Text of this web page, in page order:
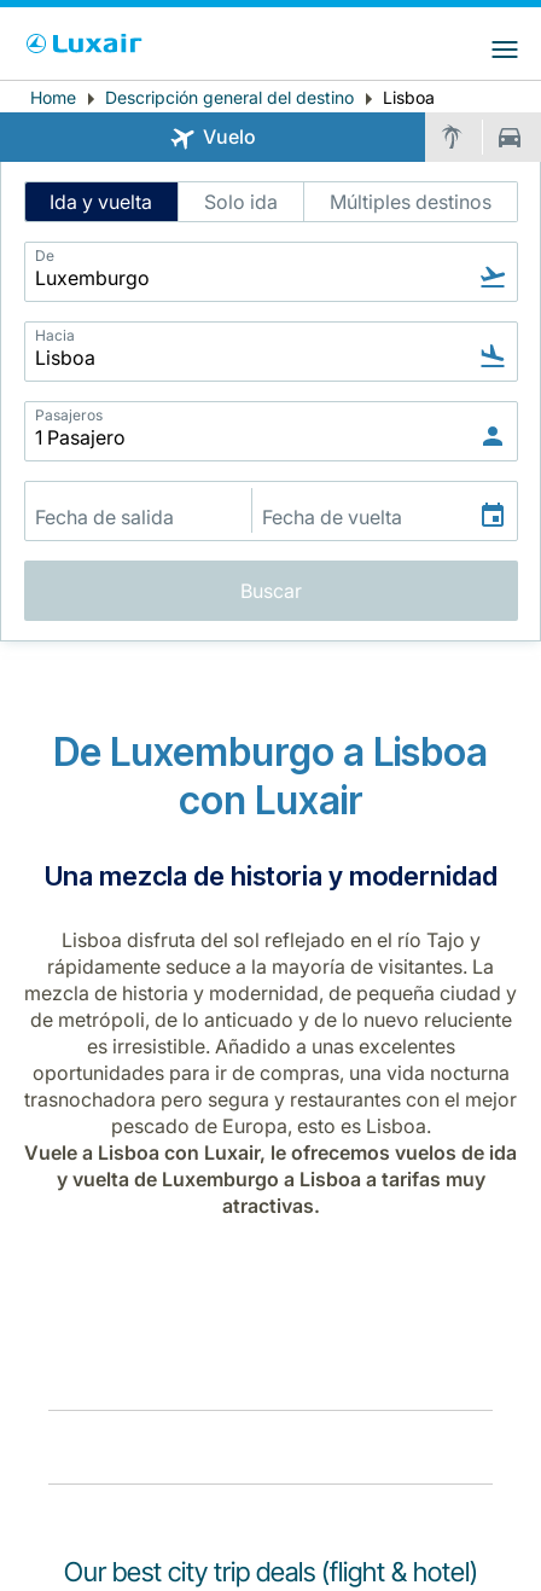
LuxairTours
Grupo Luxair
Carrera en Luxair
País de residencia Preferred language
Español
Breadcrumb
Home Descripción general del destino Lisboa
Vuelo
Intelligent
Flight
Search
Ida y vuelta Solo ida Múltiples destinos
De
Hacia
Pasajeros
Buscar
De Luxemburgo a Lisboa
con Luxair
Una mezcla de historia y modernidad
Lisboa disfruta del sol reflejado en el río Tajo y
rápidamente seduce a la mayoría de visitantes. La
mezcla de historia y modernidad, de pequeña ciudad y
de metrópoli, de lo anticuado y de lo nuevo reluciente
es irresistible. Añadido a unas excelentes
oportunidades para ir de compras, una vida nocturna
trasnochadora pero segura y restaurantes con el mejor
pescado de Europa, esto es Lisboa.
Vuele a Lisboa con Luxair, le ofrecemos vuelos de ida
y vuelta de Luxemburgo a Lisboa a tarifas muy
atractivas.
Our best city trip deals (flight & hotel)